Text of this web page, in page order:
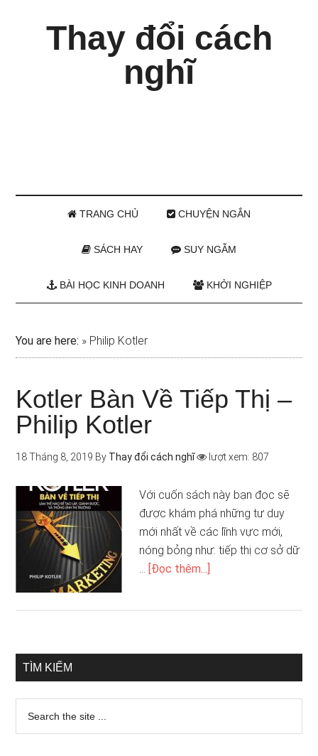
Thay đổi cách
nghĩ
TRANG CHỦ CHUYỆN NGẮN
SÁCH HAY SUY NGẪM
BÀI HỌC KINH DOANH KHỞI NGHIỆP
You are here: » Philip Kotler
Kotler Bàn Về Tiếp Thị –
Philip Kotler
18 Tháng 8, 2019 By Thay đổi cách nghĩ lượt xem: 807
Với cuốn sách này bạn đọc sẽ
được khám phá những tư duy
mới nhất về các lĩnh vực mới,
nóng bỏng như: tiếp thị cơ sở dữ
… [Đọc thêm...]
TÌM KIẾM